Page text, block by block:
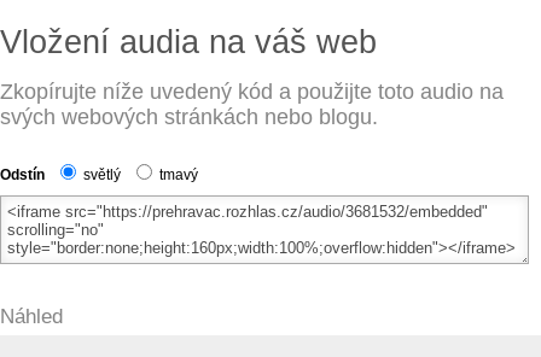
Vložení audia na váš web
Zkopírujte níže uvedený kód a použijte toto audio na
svých webových stránkách nebo blogu.
Odstín světlý tmavý
Náhled